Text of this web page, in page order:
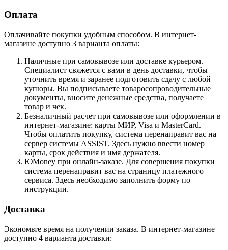
Оплата
Оплачивайте покупки удобным способом. В интернет-
магазине доступно 3 варианта оплаты:
Наличные при самовывозе или доставке курьером.
Специалист свяжется с вами в день доставки, чтобы
уточнить время и заранее подготовить сдачу с любой
купюры. Вы подписываете товаросопроводительные
документы, вносите денежные средства, получаете
товар и чек.
Безналичный расчет при самовывозе или оформлении в
интернет-магазине: карты МИР, Visa и MasterCard.
Чтобы оплатить покупку, система перенаправит вас на
сервер системы ASSIST. Здесь нужно ввести номер
карты, срок действия и имя держателя.
ЮMoney при онлайн-заказе. Для совершения покупки
система перенаправит вас на страницу платежного
сервиса. Здесь необходимо заполнить форму по
инструкции.
Доставка
Экономьте время на получении заказа. В интернет-магазине
доступно 4 варианта доставки: